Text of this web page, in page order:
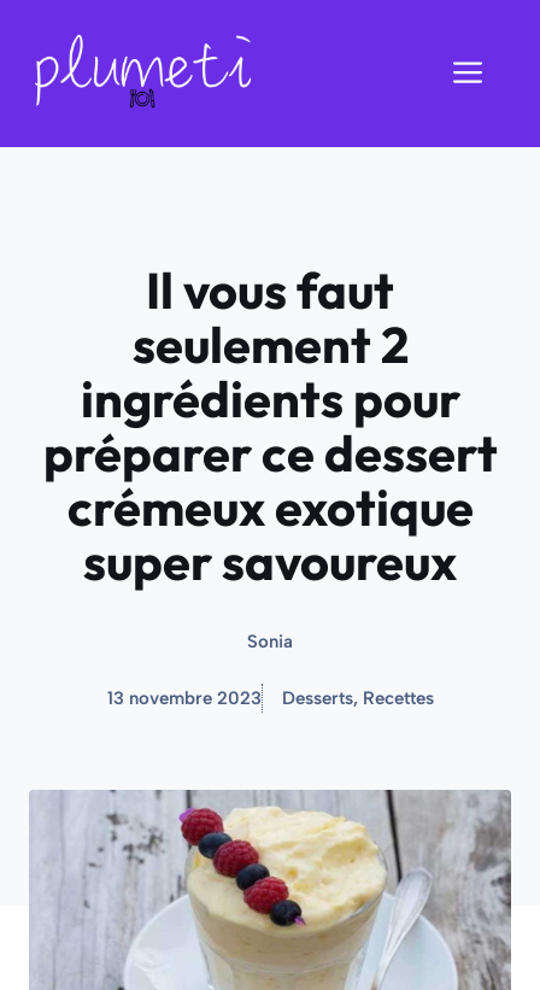
contenu
Il vous faut
seulement 2
ingrédients pour
préparer ce dessert
crémeux exotique
super savoureux
Sonia
13 novembre 2023 Desserts, Recettes